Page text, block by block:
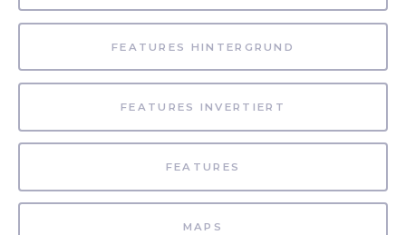
FEATURES HINTERGRUND
FEATURES INVERTIERT
FEATURES
MAPS